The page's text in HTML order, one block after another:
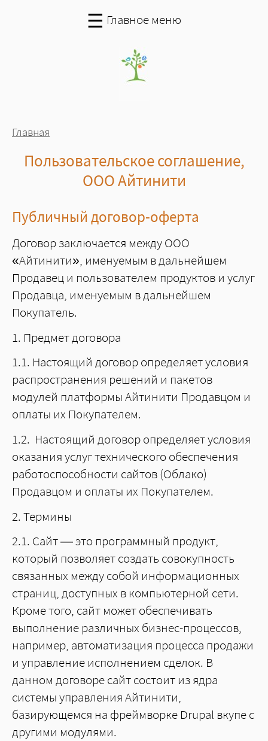
☰ Главное меню
Вы здесь
Главная
Пользовательское соглашение,
ООО Айтинити
Публичный договор-оферта
Договор заключается между ООО
«Айтинити», именуемым в дальнейшем
Продавец и пользователем продуктов и услуг
Продавца, именуемым в дальнейшем
Покупатель.
1. Предмет договора
1.1. Настоящий договор определяет условия
распространения решений и пакетов
модулей платформы Айтинити Продавцом и
оплаты их Покупателем.
1.2. Настоящий договор определяет условия
оказания услуг технического обеспечения
работоспособности сайтов (Облако)
Продавцом и оплаты их Покупателем.
2. Термины
2.1. Сайт — это программный продукт,
который позволяет создать совокупность
связанных между собой информационных
страниц, доступных в компьютерной сети.
Кроме того, сайт может обеспечивать
выполнение различных бизнес-процессов,
например, автоматизация процесса продажи
и управление исполнением сделок. В
данном договоре сайт состоит из ядра
системы управления Айтинити,
базирующемся на фреймворке Drupal вкупе с
другими модулями.